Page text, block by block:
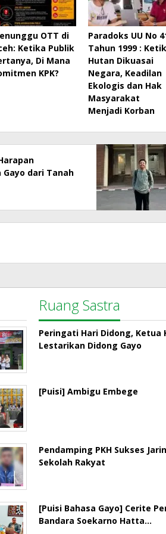
OTT di
Ketika Publik
Di Mana
KPK?
Paradoks UU No
Tahun 1999 :
Hutan Dikuasai
Negara, Keadilan
Ekologis dan Hak
Masyarakat
Menjadi Korban
Gayo dari Tanah
Ruang Sastra
Peringati Hari Didong, Ketua
Lestarikan Didong Gayo
[Puisi] Ambigu Embege
Pendamping PKH Sukses
Sekolah Rakyat
[Puisi Bahasa Gayo] Cerite
Bandara Soekarno Hatta…